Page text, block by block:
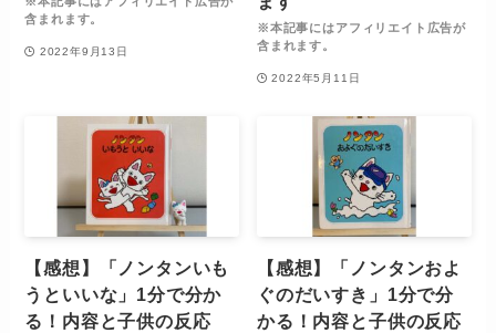
含まれます。
2022年9月13日
※本記事にはアフィリエイト広告が
含まれます。
2022年5月11日
【感想】「ノンタンいも
うといいな」1分で分か
る！内容と子供の反応
【感想】「ノンタンおよ
ぐのだいすき」1分で分
かる！内容と子供の反応